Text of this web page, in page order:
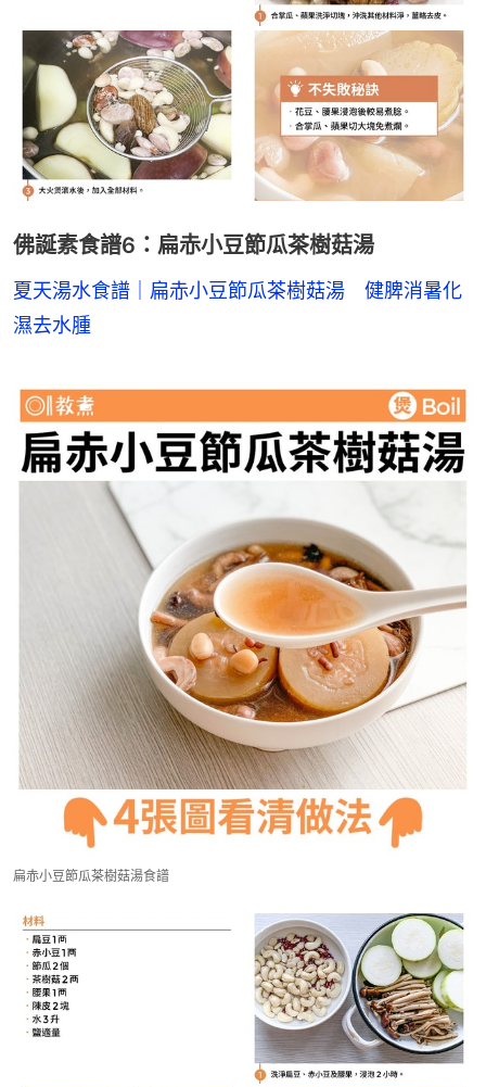
佛誕素食譜6：扁赤小豆節瓜茶樹菇湯
夏天湯水食譜｜扁赤小豆節瓜茶樹菇湯　健脾消暑化
濕去水腫
扁赤小豆節瓜茶樹菇湯食譜